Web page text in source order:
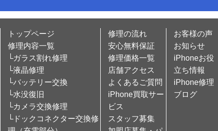
トップページ
修理内容一覧
└ガラス割れ修理
└液晶修理
└バッテリー交換
└水没復旧
└カメラ交換修理
└ドックコネクター交換修
修理の流れ
安心無料保証
修理価格一覧
店舗アクセス
よくあるご質問
iPhone買取サー
ビス
スタッフ募集
お客様の声
お知らせ
iPhoneお役
立ち情報
iPhone修理
ブログ